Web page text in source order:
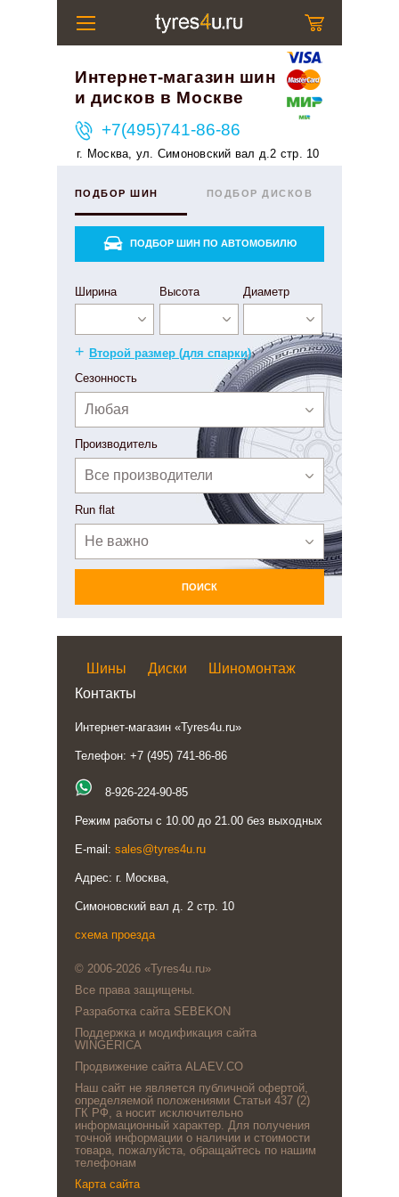
Интернет-магазин шин
и дисков в Москве
+7(495)741-86-86
г. Москва, ул. Симоновский вал д.2 стр. 10
ПОДБОР ШИН ПОДБОР ДИСКОВ
ПОДБОР ШИН ПО АВТОМОБИЛЮ
Ширина Высота Диаметр
+ Второй размер (для спарки)
Сезонность
Любая
Производитель
Все производители
Run flat
Не важно
ПОИСК
Шины Диски
Шиномонтаж
Контакты
Интернет-магазин «Tyres4u.ru»
Телефон: +7 (495) 741-86-86
8-926-224-90-85
Режим работы с 10.00 до 21.00 без выходных
E-mail: sales@tyres4u.ru
Адрес: г. Москва,
Симоновский вал д. 2 стр. 10
схема проезда
© 2006-2026 «Tyres4u.ru»
Все права защищены.
Разработка сайта SEBEKON
Поддержка и модификация сайта
WINGERICA
Продвижение сайта ALAEV.CO
Наш сайт не является публичной офертой,
определяемой положениями Статьи 437 (2)
ГК РФ, а носит исключительно
информационный характер. Для получения
точной информации о наличии и стоимости
товара, пожалуйста, обращайтесь по нашим
телефонам
Карта сайта